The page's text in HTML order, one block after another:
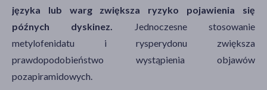
języka lub warg zwiększa ryzyko pojawienia się
późnych dyskinez. Jednoczesne stosowanie
metylofenidatu i rysperydonu zwiększa
prawdopodobieństwo wystąpienia objawów
pozapiramidowych.